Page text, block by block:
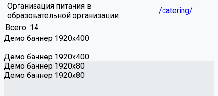
Организация питания в
образовательной организации
./catering/
Всего: 14
Демо баннер 1920х400
Демо баннер 1920х400
Демо баннер 1920x80
Демо баннер 1920x80